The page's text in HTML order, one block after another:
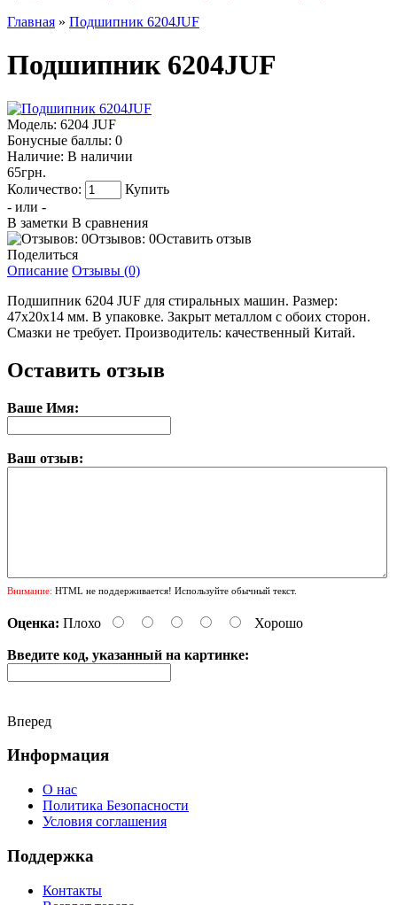
Главная » Подшипник 6204JUF
Подшипник 6204JUF
Модель: 6204 JUF
Бонусные баллы: 0
Наличие: В наличии
65грн.
Количество:
Купить
- или -
В заметки В сравнения
Отзывов: 0Оставить отзыв
Поделиться
Описание Отзывы (0)
Подшипник 6204 JUF для стиральных машин. Размер:
47x20x14 мм. В упаковке. Закрыт металлом с обоих сторон.
Смазки не требует. Производитель: качественный Китай.
Оставить отзыв
Ваше Имя:
Ваш отзыв:
Внимание: HTML не поддерживается! Используйте обычный текст.
Оценка: Плохо Хорошо
Введите код, указанный на картинке:
Вперед
Информация
О нас
Политика Безопасности
Условия соглашения
Поддержка
Контакты